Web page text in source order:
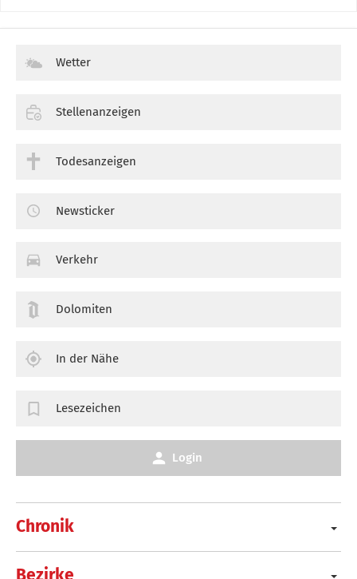
Chronik
Wetter
Stellenanzeigen
Todesanzeigen
Newsticker
Verkehr
Dolomiten
In der Nähe
Lesezeichen
Login